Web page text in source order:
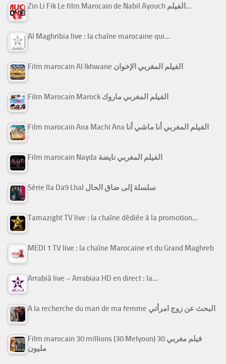
Zin Li Fik Le film Marocain de Nabil Ayouch الفيلم…
Al Maghribia live : la chaîne marocaine qui…
Film marocain Al Ikhwane الفيلم المغربي الإخوان
Film Marocain Marock الفيلم المغربي ماروك
Film marocain Ana Machi Ana الفيلم المغربي أنا ماشي أنا
Film marocain Nayda الفيلم المغربي نايضة
Série Ila Da9 Lhal سلسلة إلى ضاق الحال
Tamazight TV live : la chaîne dédiée à la promotion…
MEDI 1 TV live : la chaîne Marocaine et du Grand Maghreb
Arrabiâ live – Arrabiaa HD en direct : la…
A la recherche du mari de ma femme البحث عن زوج امرأتي
Film marocain 30 millions (30 Melyoun) فيلم مغربي 30
مليون